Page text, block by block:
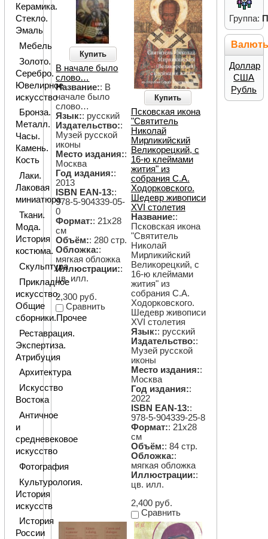
Купить
В начале было
слово…
Название:: В
начале было
слово…
Язык:: русский
Издательство::
Музей русской
иконы
Место издания::
Москва
Год издания::
2013
ISBN EAN-13::
978-5-904339-05-
0
Формат:: 21х28
см
Объём:: 280 стр.
Обложка::
мягкая обложка
Иллюстрации::
цв. илл.
2,300 руб.
Сравнить
Купить
Псковская икона
"Святитель
Николай
Мирликийский
Великорецкий, с
16-ю клеймами
жития" из
собрания С.А.
Ходорковского.
Шедевр живописи
XVI столетия
Название::
Псковская икона
"Святитель
Николай
Мирликийский
Великорецкий, с
16-ю клеймами
жития" из
собрания С.А.
Ходорковского.
Шедевр живописи
XVI столетия
Язык:: русский
Издательство::
Музей русской
иконы
Место издания::
Москва
Год издания::
2022
ISBN EAN-13::
978-5-904339-25-8
Формат:: 21х28
см
Объём:: 84 стр.
Обложка::
мягкая обложка
Иллюстрации::
цв. илл.
2,400 руб.
Сравнить
Керамика.
Стекло.
Эмаль
Мебель
Золото.
Серебро.
Ювелирное
искусство
Бронза.
Металл.
Часы.
Камень.
Кость
Лаки.
Лаковая
миниатюра
Ткани.
Мода.
История
костюма.
Скульптура
Прикладное
искусство.
Общие
сборники.Прочее
Реставрация.
Экспертиза.
Атрибуция
Архитектура
Искусство
Востока
Античное
и
средневековое
искусство
Фотография
Культурология.
История
искусств
История
России
Группа:
Доллар
США
Рубль